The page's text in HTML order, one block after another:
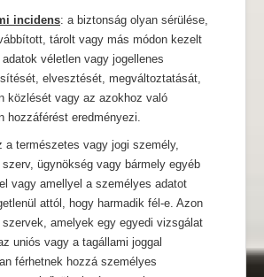
incidens: a biztonság olyan sérülése,
tárolt vagy más módon kezelt
véletlen vagy jogellenes
elvesztését, megváltoztatását,
közlését vagy az azokhoz való
hozzáférést eredményezi.
a természetes vagy jogi személy,
szerv, ügynökség vagy bármely egyéb
vagy amellyel a személyes adatot
attól, hogy harmadik fél-e. Azon
szervek, amelyek egy egyedi vizsgálat
uniós vagy a tagállami joggal
férhetnek hozzá személyes